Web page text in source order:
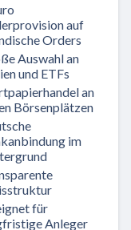
auf
Orders
Auswahl an
und ETFs
an
Börsenplätzen
im
für
Anleger